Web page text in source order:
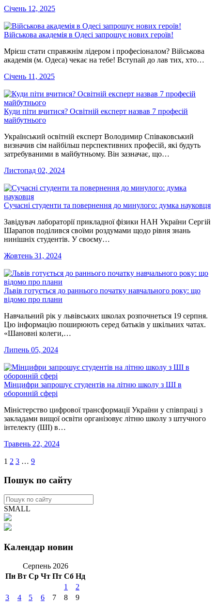
Січень 12, 2025
Військова академія в Одесі запрошує нових героїв!
Мрієш стати справжнім лідером і професіоналом? Військова
академія (м. Одеса) чекає на тебе! Вступай до лав тих, хто…
Січень 11, 2025
Куди піти вчитися? Освітній експерт назвав 7 професій
майбутнього
Український освітній експерт Володимир Співаковський
визначив сім найбільш перспективних професій, які будуть
затребуваними в майбутньому. Він зазначає, що…
Листопад 02, 2024
Сучасні студенти та повернення до минулого: думка науковця
Завідувач лабораторії прикладної фізики НАН України Сергій
Шарапов поділився своїми роздумами щодо рівня знань
нинішніх студентів. У своєму…
Жовтень 31, 2024
Львів готується до раннього початку навчального року: що
відомо про плани
Навчальний рік у львівських школах розпочнеться 19 серпня.
Цю інформацію поширюють серед батьків у шкільних чатах.
«Шановні колеги,…
Липень 05, 2024
Мінцифри запрошує студентів на літню школу з ШІ в
оборонній сфері
Міністерство цифрової трансформації України у співпраці з
закладами вищої освіти організовує літню школу з штучного
інтелекту (ШІ) в…
Травень 22, 2024
1 2 3 … 9
Пошук по сайту
SMALL
Календар новин
Серпень 2026
Пн Вт Ср Чт Пт Сб Нд
1
2
3
4 5 6 7 8
9